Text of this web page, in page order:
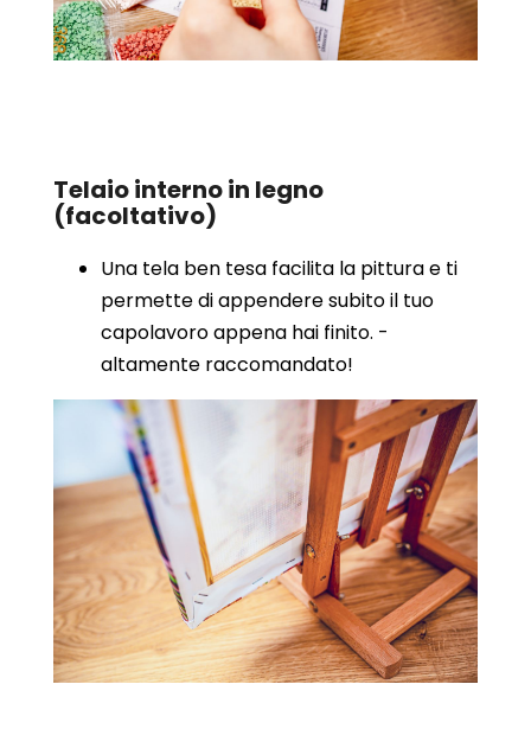
Telaio interno in legno
(facoltativo)
Una tela ben tesa facilita la pittura e ti
permette di appendere subito il tuo
capolavoro appena hai finito. -
altamente raccomandato!